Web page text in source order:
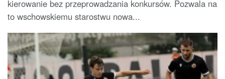
kierowanie bez przeprowadzania konkursów. Pozwala na
to wschowskiemu starostwu nowa...